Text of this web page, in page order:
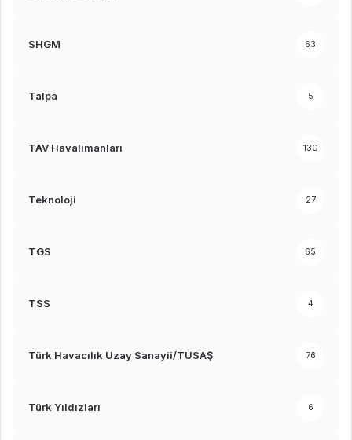
SHGM 63
Talpa 5
TAV Havalimanları 130
Teknoloji 27
TGS 65
TSS 4
Türk Havacılık Uzay Sanayii/TUSAŞ 76
Türk Yıldızları 6